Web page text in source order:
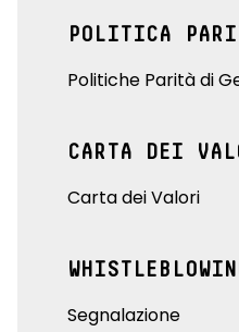
POLITICA
Politiche Parità di
CARTA DEI
Carta dei Valori
Segnalazione